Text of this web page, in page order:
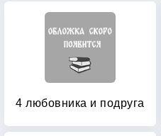
4 любовника и подруга